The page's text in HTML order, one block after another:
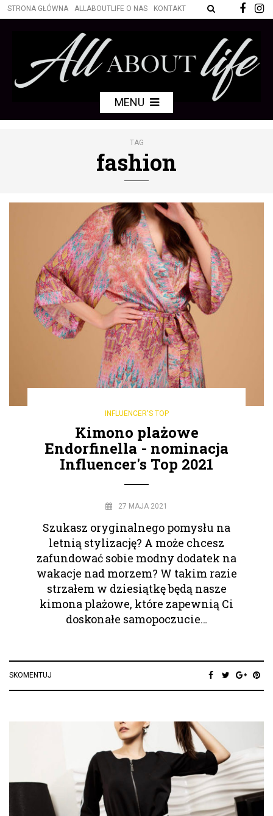
STRONA GŁÓWNA ALLABOUTLIFE O NAS KONTAKT
MENU
TAG
fashion
INFLUENCER'S TOP
Kimono plażowe
Endorfinella - nominacja
Influencer's Top 2021
27 MAJA 2021
Szukasz oryginalnego pomysłu na
letnią stylizację? A może chcesz
zafundować sobie modny dodatek na
wakacje nad morzem? W takim razie
strzałem w dziesiątkę będą nasze
kimona plażowe, które zapewnią Ci
doskonałe samopoczucie…
SKOMENTUJ